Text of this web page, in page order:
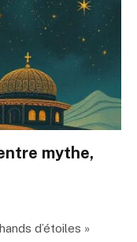
mythe,
d’étoiles »